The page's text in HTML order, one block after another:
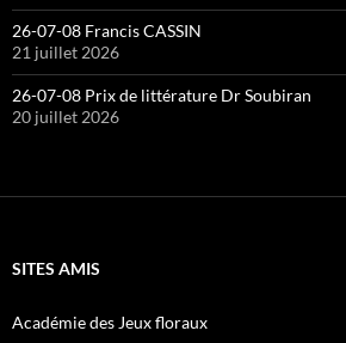
26-07-08 Francis CASSIN
21 juillet 2026
26-07-08 Prix de littérature Dr Soubiran
20 juillet 2026
SITES AMIS
Académie des Jeux floraux